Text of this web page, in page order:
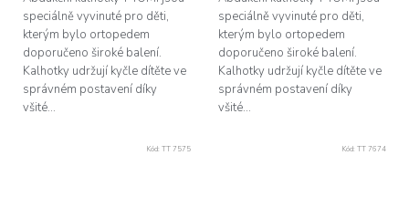
speciálně vyvinuté pro děti,
kterým bylo ortopedem
doporučeno široké balení.
Kalhotky udržují kyčle dítěte ve
správném postavení díky
všité...
speciálně vyvinuté pro děti,
kterým bylo ortopedem
doporučeno široké balení.
Kalhotky udržují kyčle dítěte ve
správném postavení díky
všité...
Kód: TT 7575 Kód: TT 7674